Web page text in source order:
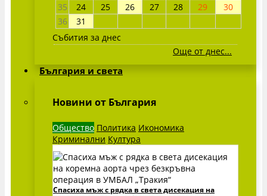
35
24 25 26 27 28 29
30
36
31
Събития за днес
Още от днес...
България и света
Новини от България
Общество Политика Икономика
Криминални Култура
Спасиха мъж с рядка в света дисекация на